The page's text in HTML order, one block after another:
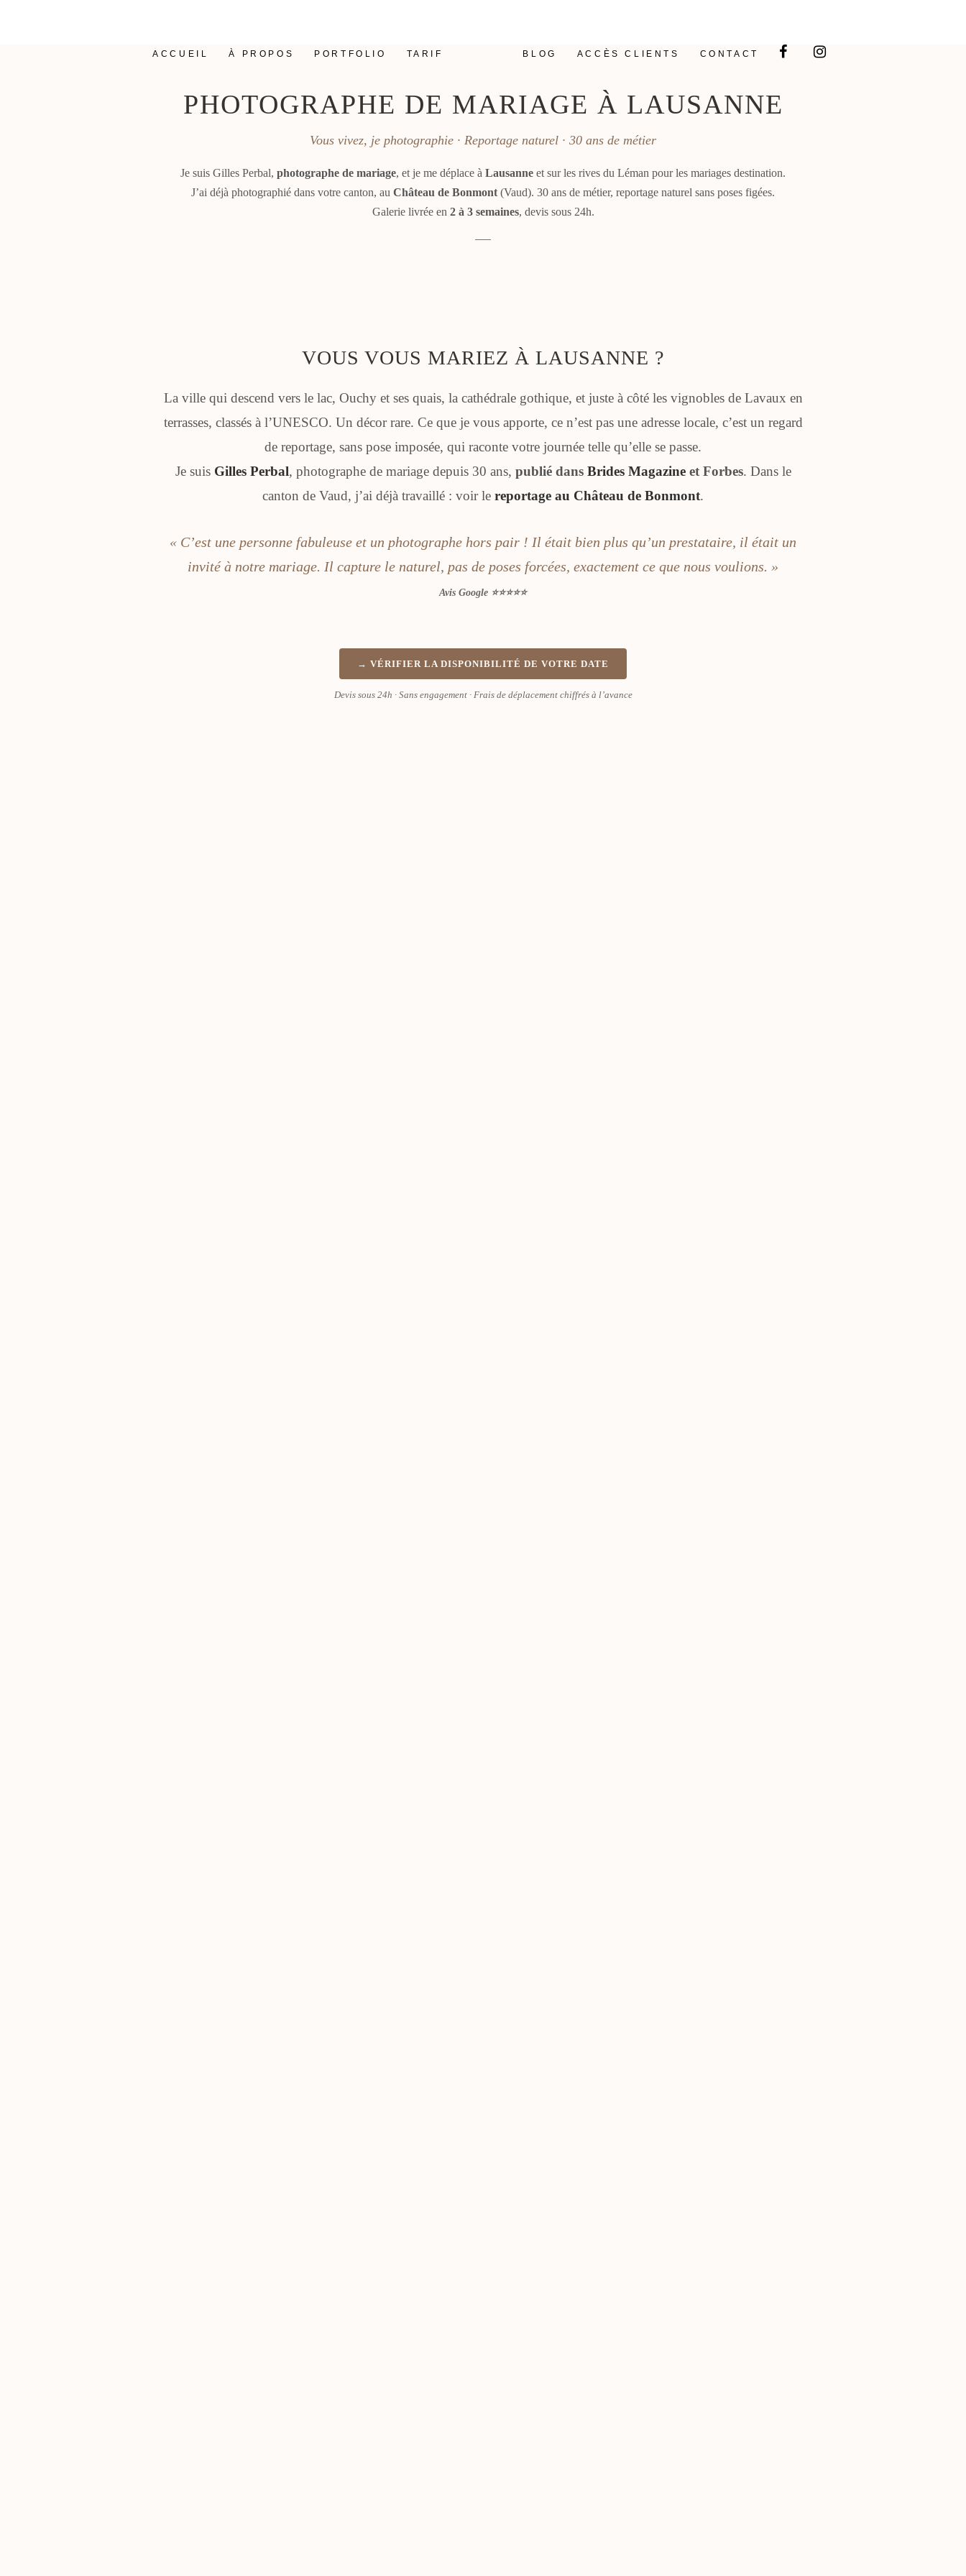
ACCUEIL À PROPOS PORTFOLIO TARIF BLOG ACCÈS CLIENTS CONTACT
PHOTOGRAPHE DE MARIAGE À LAUSANNE
Vous vivez, je photographie · Reportage naturel · 30 ans de métier
Je suis Gilles Perbal, photographe de mariage, et je me déplace à Lausanne et sur les rives du Léman pour les mariages destination.
J’ai déjà photographié dans votre canton, au Château de Bonmont (Vaud). 30 ans de métier, reportage naturel sans poses figées.
Galerie livrée en 2 à 3 semaines, devis sous 24h.
VOUS VOUS MARIEZ À LAUSANNE ?
La ville qui descend vers le lac, Ouchy et ses quais, la cathédrale gothique, et juste à côté les vignobles de Lavaux en
terrasses, classés à l’UNESCO. Un décor rare. Ce que je vous apporte, ce n’est pas une adresse locale, c’est un regard
de reportage, sans pose imposée, qui raconte votre journée telle qu’elle se passe.
Je suis Gilles Perbal, photographe de mariage depuis 30 ans, publié dans Brides Magazineet Forbes. Dans le
canton de Vaud, j’ai déjà travaillé : voir le reportage au Château de Bonmont.
« C’est une personne fabuleuse et un photographe hors pair ! Il était bien plus qu’un prestataire, il était un
invité à notre mariage. Il capture le naturel, pas de poses forcées, exactement ce que nous voulions. »
Avis Google ⭐⭐⭐⭐⭐
→ VÉRIFIER LA DISPONIBILITÉ DE VOTRE DATE
Devis sous 24h · Sans engagement · Frais de déplacement chiffrés à l’avance